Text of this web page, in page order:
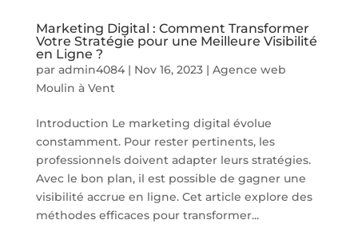
Marketing Digital : Comment Transformer
Votre Stratégie pour une Meilleure Visibilité
en Ligne ?
par admin4084| Nov 16, 2023| Agence web
Moulin à Vent
Introduction Le marketing digital évolue
constamment. Pour rester pertinents, les
professionnels doivent adapter leurs stratégies.
Avec le bon plan, il est possible de gagner une
visibilité accrue en ligne. Cet article explore des
méthodes efficaces pour transformer...